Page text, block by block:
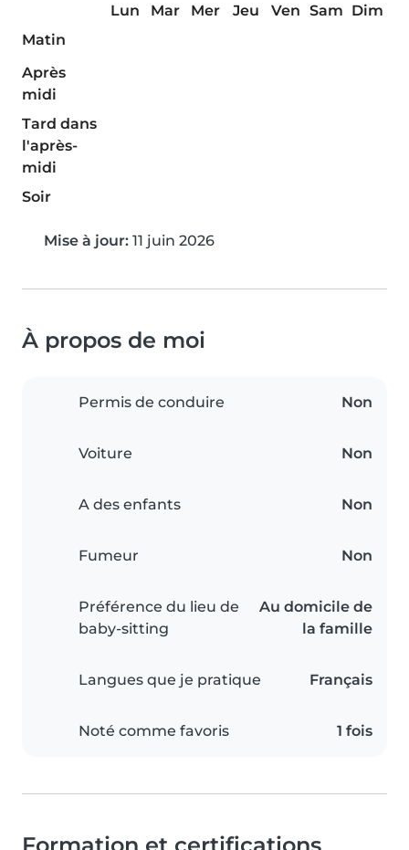
Lun Mar Mer Jeu Ven Sam Dim
Matin
Après
midi
Tard dans
l'après-
midi
Soir
Mise à jour: 11 juin 2026
À propos de moi
Permis de conduire Non
Voiture Non
A des enfants Non
Fumeur Non
Préférence du lieu de
baby-sitting
Au domicile de
la famille
Langues que je pratique Français
Noté comme favoris 1 fois